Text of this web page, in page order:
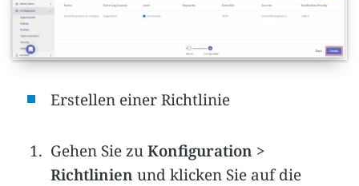
Erstellen einer Richtlinie
Gehen Sie zuKonfiguration >
Richtlinien und klicken Sie auf die